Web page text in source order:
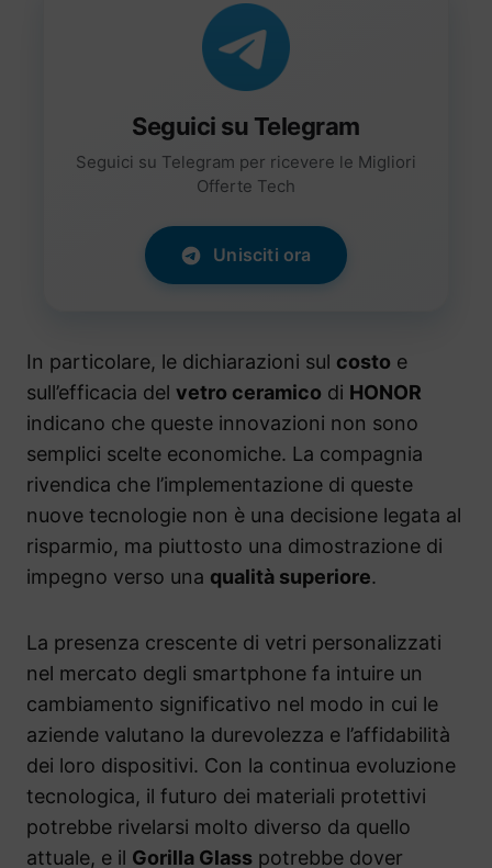
Seguici su Telegram
Seguici su Telegram per ricevere le Migliori
Offerte Tech
Unisciti ora
In particolare, le dichiarazioni sul costo e
sull’efficacia del vetro ceramico di HONOR
indicano che queste innovazioni non sono
semplici scelte economiche. La compagnia
rivendica che l’implementazione di queste
nuove tecnologie non è una decisione legata al
risparmio, ma piuttosto una dimostrazione di
impegno verso una qualità superiore.
La presenza crescente di vetri personalizzati
nel mercato degli smartphone fa intuire un
cambiamento significativo nel modo in cui le
aziende valutano la durevolezza e l’affidabilità
dei loro dispositivi. Con la continua evoluzione
tecnologica, il futuro dei materiali protettivi
potrebbe rivelarsi molto diverso da quello
attuale, e il Gorilla Glass potrebbe dover